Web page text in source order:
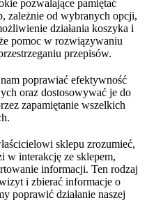
pozwalające pamiętać
zależnie od wybranych opcji,
działania koszyka i
pomoc w rozwiązywaniu
przepisów.
poprawiać efektywność
oraz dostosowywać je do
zapamiętanie wszelkich
sklepu zrozumieć,
w interakcję ze sklepem,
informacji. Ten rodzaj
i zbierać informacje o
poprawić działanie naszej